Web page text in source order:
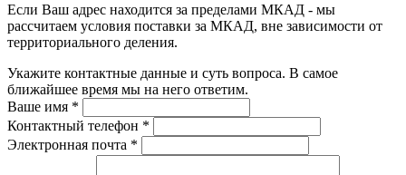
Если Ваш адрес находится за пределами МКАД - мы
рассчитаем условия поставки за МКАД, вне зависимости от
территориального деления.
Укажите контактные данные и суть вопроса. В самое
ближайшее время мы на него ответим.
Ваше имя *
Контактный телефон *
Электронная почта *